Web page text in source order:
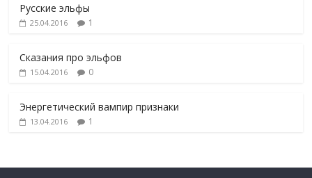
Русские эльфы
25.04.2016 1
Сказания про эльфов
15.04.2016 0
Энергетический вампир признаки
13.04.2016 1